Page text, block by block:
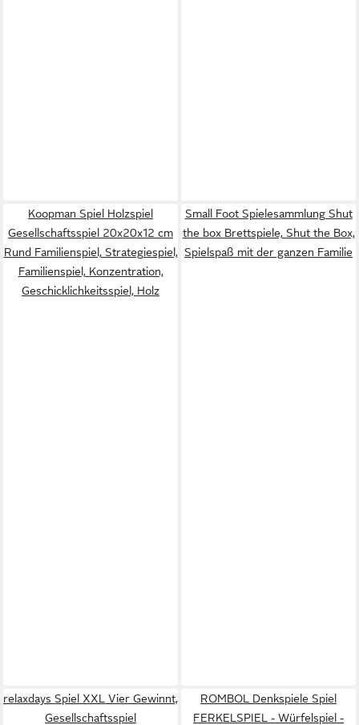
Koopman Spiel Holzspiel
Gesellschaftsspiel 20x20x12 cm
Rund Familienspiel, Strategiespiel,
Familienspiel, Konzentration,
Geschicklichkeitsspiel, Holz
Small Foot Spielesammlung Shut
the box Brettspiele, Shut the Box,
Spielspaß mit der ganzen Familie
relaxdays Spiel XXL Vier Gewinnt,
Gesellschaftsspiel
ROMBOL Denkspiele Spiel
FERKELSPIEL - Würfelspiel -